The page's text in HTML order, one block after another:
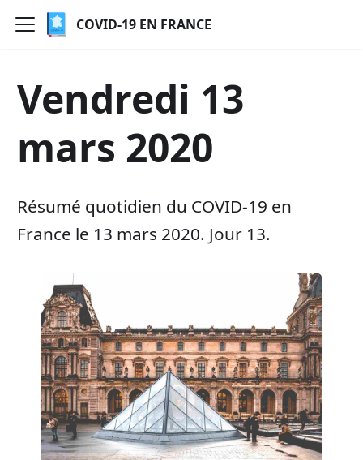
COVID-19 EN FRANCE
Vendredi 13
mars 2020
Résumé quotidien du COVID-19 en
France le 13 mars 2020. Jour 13.